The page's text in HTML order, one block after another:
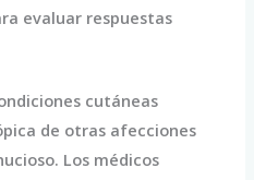
evaluar respuestas
cutáneas
de otras afecciones
Los médicos